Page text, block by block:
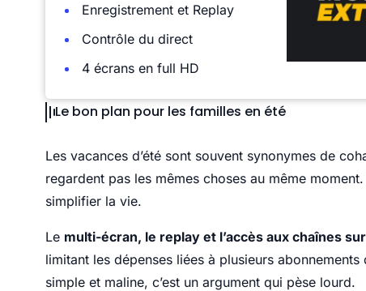
Enregistrement et Replay
Contrôle du direct
4 écrans en full HD
Le bon plan pour les familles en été
Les vacances d’été sont souvent synonymes de
regardent pas les mêmes choses au même
simplifier la vie.
Le multi-écran, le replay et l’accès aux chaînes
limitant les dépenses liées à plusieurs
simple et maline, c’est un argument qui pèse lourd.